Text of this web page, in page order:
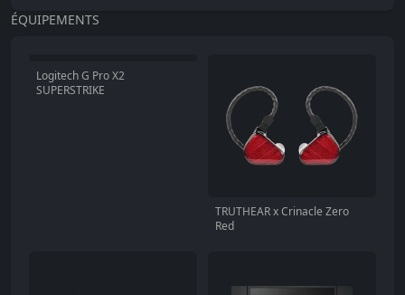
ÉQUIPEMENTS
Logitech G Pro X2
SUPERSTRIKE
TRUTHEAR x Crinacle Zero
Red